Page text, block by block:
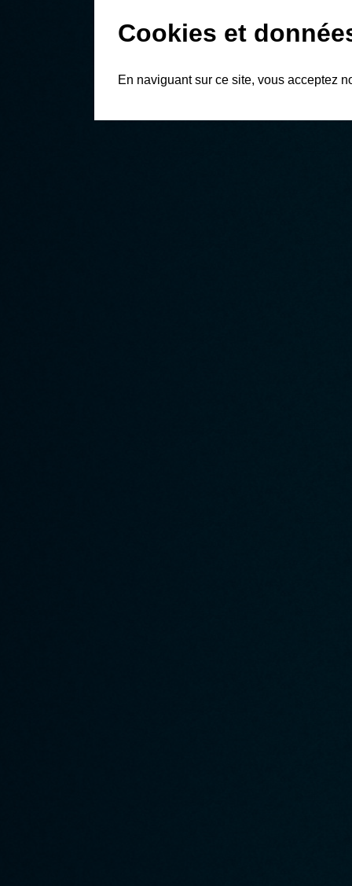
Cookies et
En naviguant sur ce site, vous acceptez